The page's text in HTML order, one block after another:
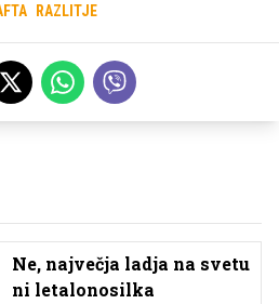
RAZLITJE
Ne, največja ladja na svetu
ni letalonosilka